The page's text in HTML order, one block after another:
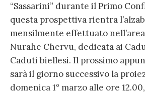
“Sassarini” durante il Primo
questa prospettiva rientra
mensilmente effettuato
Nurahe Chervu, dedicata ai
Caduti biellesi. Il prossimo
sarà il giorno successivo la
domenica 1° marzo alle ore